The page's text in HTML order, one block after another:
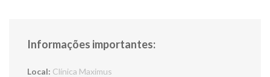
Informações importantes:
Local: Clínica Maximus